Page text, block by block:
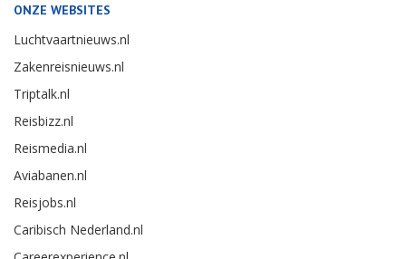
ONZE WEBSITES
Luchtvaartnieuws.nl
Zakenreisnieuws.nl
Triptalk.nl
Reisbizz.nl
Reismedia.nl
Aviabanen.nl
Reisjobs.nl
Caribisch Nederland.nl